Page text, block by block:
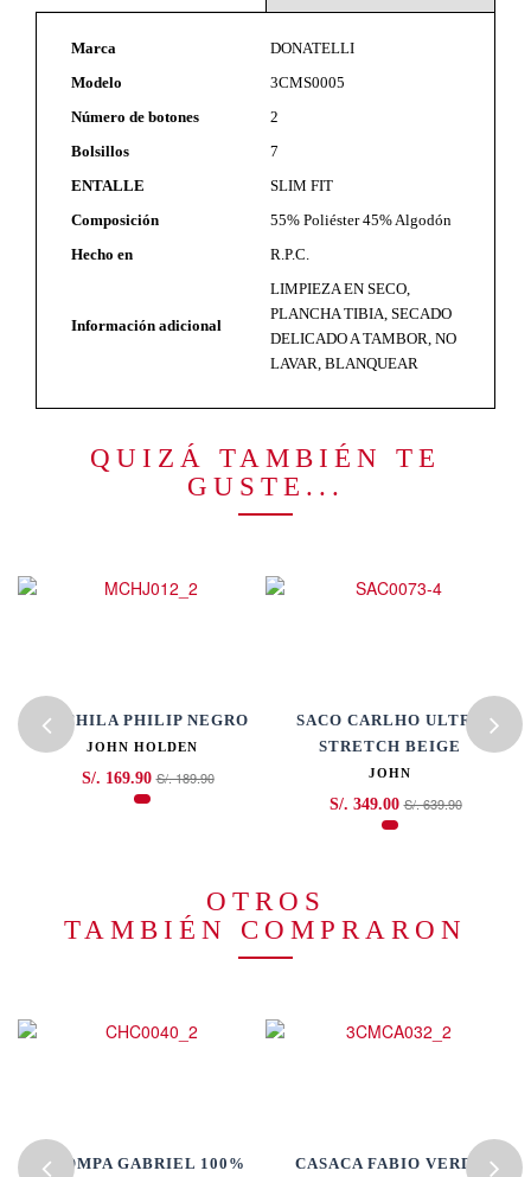
Marca
DONATELLI
Modelo
3CMS0005
Número de botones
2
Bolsillos
7
ENTALLE
SLIM FIT
Composición
55% Poliéster 45% Algodón
Hecho en
R.P.C.
Información adicional
LIMPIEZA EN SECO,
PLANCHA TIBIA, SECADO
DELICADO A TAMBOR, NO
LAVAR, BLANQUEAR
QUIZÁ TAMBIÉN TE
GUSTE...
MOCHILA PHILIP NEGRO
JOHN HOLDEN
S/. 169.90 S/. 189.90
SACO CARLHO ULTRA
STRETCH BEIGE
JOHN
S/. 349.00 S/. 639.90
OTROS
TAMBIÉN COMPRARON
CHOMPA GABRIEL 100%
CASACA FABIO VERDE